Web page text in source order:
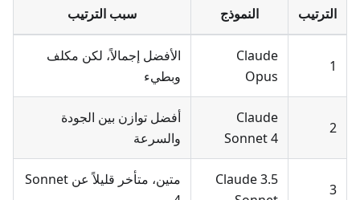
الترتيب النموذج سبب الترتيب
1
Claude
Opus
الأفضل إجمالاً، لكن مكلف
وبطيء
2
Claude
Sonnet 4
أفضل توازن بين الجودة
والسرعة
3
Claude 3.5
متين، متأخر قليلاً عن Sonnet